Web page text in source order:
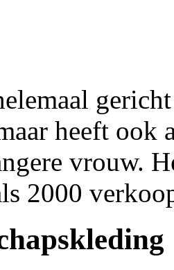
heeft ook
vrouw.
2000